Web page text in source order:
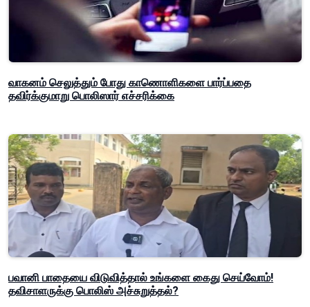
வாகனம் செலுத்தும் போது காணொளிகளை பார்ப்பதை
தவிர்க்குமாறு பொலிஸார் எச்சரிக்கை
பவானி பாதையை விடுவித்தால் உங்களை கைது செய்வோம்!
தவிசாளருக்கு பொலிஸ் அச்சுறுத்தல்?